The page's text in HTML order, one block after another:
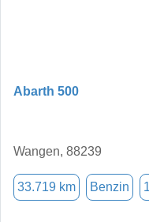
Abarth 500
Wangen, 88239
33.719 km Benzin